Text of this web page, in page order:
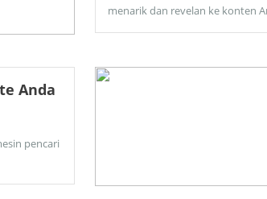
menarik dan revelan ke konten
Anda
pencari